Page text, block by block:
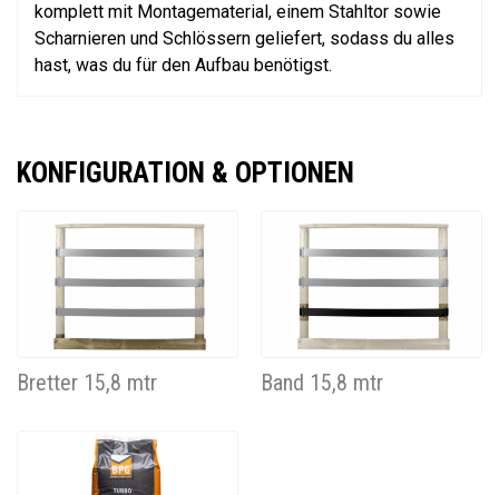
komplett mit Montagematerial, einem Stahltor sowie
Scharnieren und Schlössern geliefert, sodass du alles
hast, was du für den Aufbau benötigst.
KONFIGURATION & OPTIONEN
Bretter 15,8 mtr Band 15,8 mtr